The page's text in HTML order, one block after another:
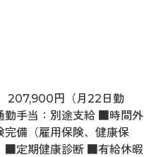
円（月22日勤
手当：別途支給 ■時間外
備（雇用保険、健康保
■定期健康診断 ■有給休暇